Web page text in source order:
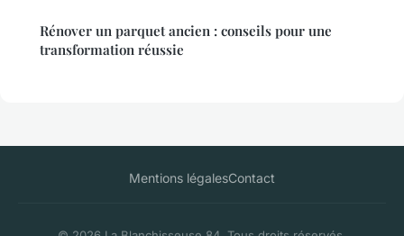
Rénover un parquet ancien : conseils pour une
transformation réussie
Mentions légalesContact